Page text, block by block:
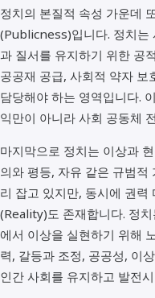
정치의 본질적 속성 가운데
(Publicness)입니다. 정치는
과 질서를 유지하기 위한 공
공공재 공급, 사회적 약자
담당해야 하는 영역입니다.
익만이 아니라 사회 공동체
마지막으로 정치는 이상과
의와 평등, 자유 같은 규범
리 잡고 있지만, 동시에 권력
(Reality)도 존재합니다. 정
에서 이상을 실현하기 위해
력, 갈등과 조정, 공공성, 이
인간 사회를 유지하고 발전